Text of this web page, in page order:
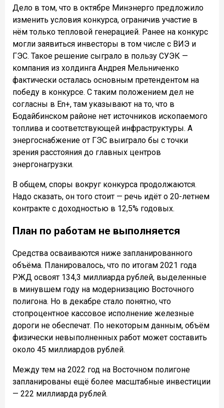
Дело в том, что в октябре Минэнерго предложило
изменить условия конкурса, ограничив участие в
нём только тепловой генерацией. Ранее на конкурс
могли заявиться инвесторы в том числе с ВИЭ и
ГЭС. Такое решение сыграло в пользу СУЭК —
компания из холдинга Андрея Мельниченко
фактически осталась основным претендентом на
победу в конкурсе. С таким положением дел не
согласны в En+, там указывают на то, что в
Бодайбинском районе нет источников ископаемого
топлива и соответствующей инфраструктуры. А
энергоснабжение от ГЭС выиграло бы с точки
зрения расстояния до главных центров
энергонагрузки.
В общем, споры вокруг конкурса продолжаются.
Надо сказать, он того стоит — речь идёт о 20-летнем
контракте с доходностью в 12,5% годовых.
План по работам не выполняется
Средства осваиваются ниже запланированного
объёма. Планировалось, что по итогам 2021 года
РЖД освоят 134,3 миллиарда рублей, выделенные
в минувшем году на модернизацию Восточного
полигона. Но в декабре стало понятно, что
стопроцентное кассовое исполнение железные
дороги не обеспечат. По некоторым данным, объём
физически невыполненных работ может составить
около 45 миллиардов рублей.
Между тем на 2022 год на Восточном полигоне
запланированы ещё более масштабные инвестиции
— 222 миллиарда рублей.